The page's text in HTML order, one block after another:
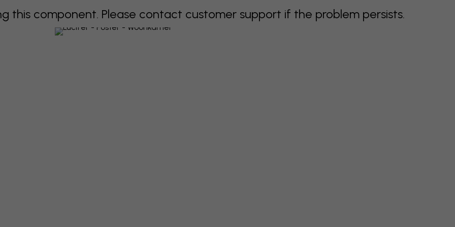
this component. Please contact customer support if the problem persists.